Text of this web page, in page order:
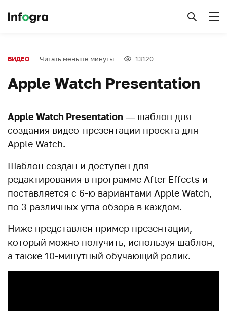
ВИДЕО Читать меньше минуты 13120
Apple Watch Presentation
Apple Watch Presentation — шаблон для
создания видео-презентации проекта для
Apple Watch.
Шаблон создан и доступен для
редактирования в программе After Effects и
поставляется с 6-ю вариантами Apple Watch,
по 3 различных угла обзора в каждом.
Ниже представлен пример презентации,
который можно получить, используя шаблон,
а также 10-минутный обучающий ролик.